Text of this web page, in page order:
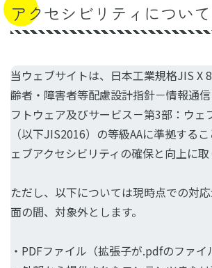
アクセシビリティについて
当ウェブサイトは、日本工業規格JIS X
齢者・障害者等配慮設計指針－情報通
フトウェア及びサービス－第3部：ウェ
（以下JIS2016）の等級AAに準拠する
ェブアクセシビリティの確保と向上に取
ただし、以下については現時点での対
面の間、対象外とします。
・PDFファイル（拡張子が.pdfのファイ